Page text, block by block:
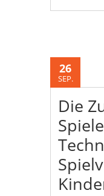
26
SEP.
Die